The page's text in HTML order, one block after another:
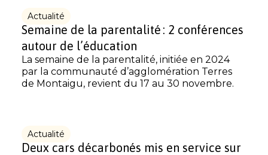
Actualité
Semaine de la parentalité : 2 conférences
autour de l’éducation
La semaine de la parentalité, initiée en 2024
par la communauté d’agglomération Terres
de Montaigu, revient du 17 au 30 novembre.
Actualité
Deux cars décarbonés mis en service sur